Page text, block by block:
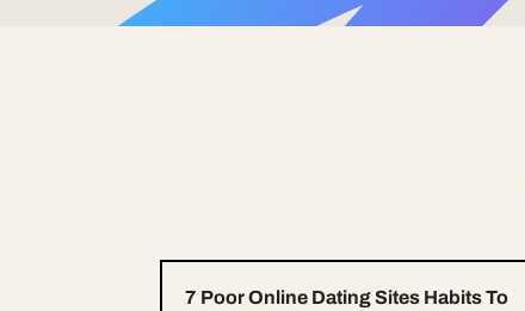
7 Poor Online Dating Sites Habits To